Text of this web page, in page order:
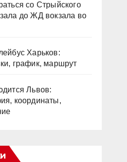
со Стрыйского
до ЖД вокзала во
Харьков:
график, маршрут
Львов:
координаты,